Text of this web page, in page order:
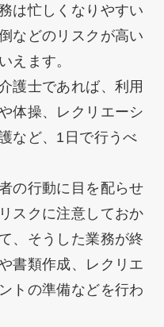
は忙しくなりやすい
などのリスクが高い
えます。
護士であれば、利用
体操、レクリエーシ
など、1日で行うべ
の行動に目を配らせ
スクに注意しておか
、そうした業務が終
書類作成、レクリエ
トの準備などを行わ